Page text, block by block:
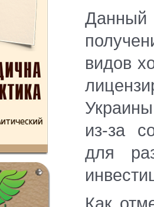
Данный
видов
из-за
для